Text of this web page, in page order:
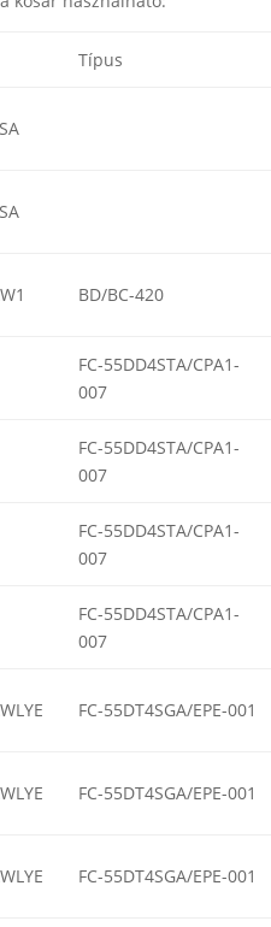
Típus
BD/BC-420
FC-55DD4STA/CPA1-
007
FC-55DD4STA/CPA1-
007
FC-55DD4STA/CPA1-
007
FC-55DD4STA/CPA1-
007
FC-55DT4SGA/EPE-001
FC-55DT4SGA/EPE-001
FC-55DT4SGA/EPE-001